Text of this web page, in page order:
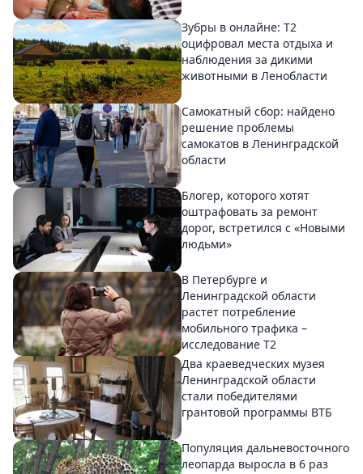
Зубры в онлайне: Т2
оцифровал места отдыха и
наблюдения за дикими
животными в Ленобласти
Самокатный сбор: найдено
решение проблемы
самокатов в Ленинградской
области
Блогер, которого хотят
оштрафовать за ремонт
дорог, встретился с «Новыми
людьми»
В Петербурге и
Ленинградской области
растет потребление
мобильного трафика –
исследование T2
Два краеведческих музея
Ленинградской области
стали победителями
грантовой программы ВТБ
Популяция дальневосточного
леопарда выросла в 6 раз